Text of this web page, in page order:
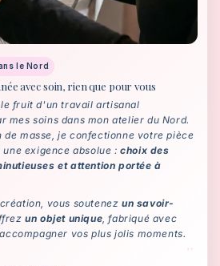
le Nord
avec soin, rien que pour vous
fruit d'un travail artisanal
mes soins dans mon atelier du Nord.
de masse, je confectionne votre pièce
une exigence absolue :choix des
et attention portée à
vous soutenez un savoir-
un objet unique, fabriqué avec
vos plus jolis moments.